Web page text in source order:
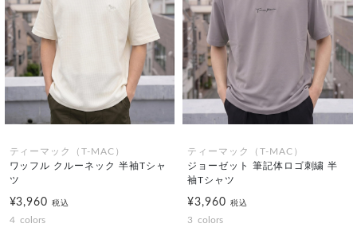
ティーマック（T-MAC）
ワッフル クルーネック 半袖Tシャ
ツ
¥3,960税込
4 colors
ティーマック（T-MAC）
ジョーゼット 筆記体ロゴ刺繍 半
袖Tシャツ
¥3,960 税込
3 colors